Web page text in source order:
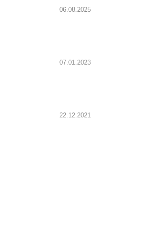
06.08.2025
07.01.2023
22.12.2021